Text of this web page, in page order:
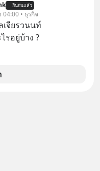
2568 ซึ่งมากที่สุดเป็น
ระทรวงการคลัง
ยืนยันแล้ว
04:00 • ธุรกิจ
จียรวนนท์
รอยู่บ้าง ?